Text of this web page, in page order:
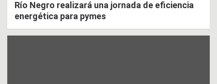
Río Negro realizará una jornada de eficiencia
energética para pymes